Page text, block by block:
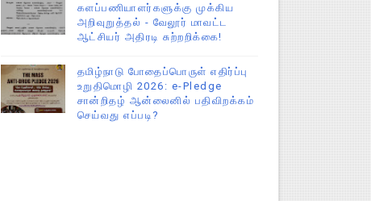
களப்பணியாளர்களுக்கு முக்கிய
அறிவுறுத்தல் - வேலூர் மாவட்ட
ஆட்சியர் அதிரடி சுற்றறிக்கை!
தமிழ்நாடு போதைப்பொருள் எதிர்ப்பு
உறுதிமொழி 2026: e-Pledge
சான்றிதழ் ஆன்லைனில் பதிவிறக்கம்
செய்வது எப்படி?